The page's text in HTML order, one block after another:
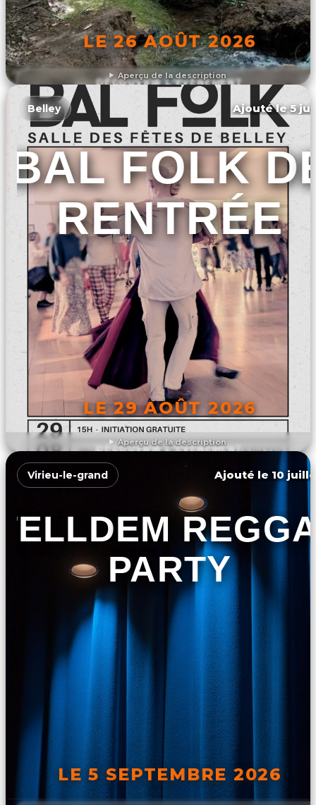
Aperçu de la description
LE 26 AOÛT 2026
DÉCOUVRIR L'ÉVÉNEMENT
Aperçu de la description
Belley Ajouté le 5
BAL FOLK
RENTRÉE
LE 29 AOÛT 2026
DÉCOUVRIR L'ÉVÉNEMENT
Virieu-le-grand Ajouté le 10
PARTY
LE 5 SEPTEMBRE 2026